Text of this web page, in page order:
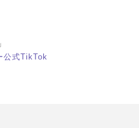
」
公式TikTok